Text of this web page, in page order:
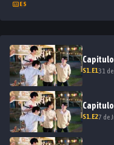
ES
Capitulo
S1.E131
Capitulo
S1.E27 de